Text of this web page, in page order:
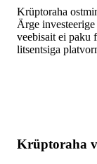
Krüptoraha
Ärge
veebisait ei paku
litsentsiga
Krüptoraha